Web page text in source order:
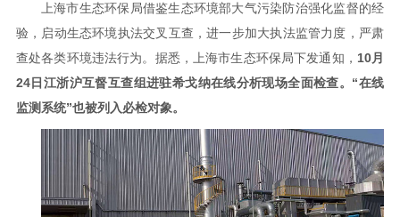
上海市生态环保局借鉴生态环境部大气污染防治强化监督的经
验，启动生态环境执法交叉互查，进一步加大执法监管力度，严肃
查处各类环境违法行为。据悉，上海市生态环保局下发通知， 10月
24日江浙沪互督互查组进驻希戈纳在线分析现场全面检查。“在线
监测系统”也被列入必检对象。